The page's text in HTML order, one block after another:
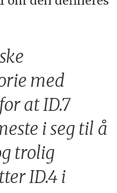
med
at ID.7
i seg til å
trolig
ID.4 i